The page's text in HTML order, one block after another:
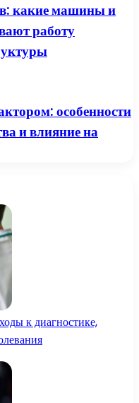
какие машины и
работу
особенности
и влияние на
к диагностике,